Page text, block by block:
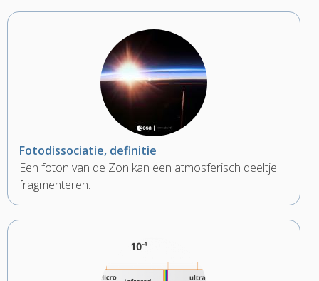
Fotodissociatie, definitie
Een foton van de Zon kan een atmosferisch deeltje
fragmenteren.